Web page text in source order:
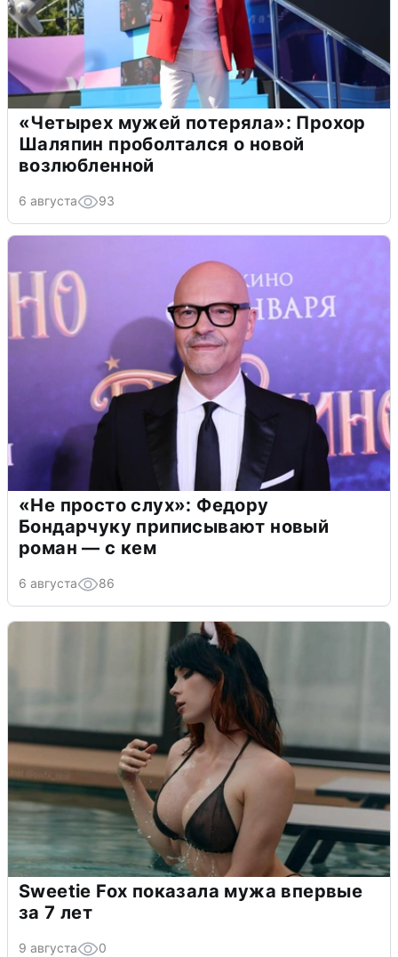
«Четырех мужей потеряла»: Прохор
Шаляпин проболтался о новой
возлюбленной
6 августа 93
«Не просто слух»: Федору
Бондарчуку приписывают новый
роман — с кем
6 августа 86
Sweetie Fox показала мужа впервые
за 7 лет
9 августа 0